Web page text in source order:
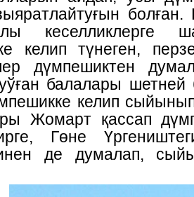
болған.
кеселликлерге
келип түнеген,
дүмпешиктен
балалары шетней
келип
Жомарт қассап
Гөне
де думалап,